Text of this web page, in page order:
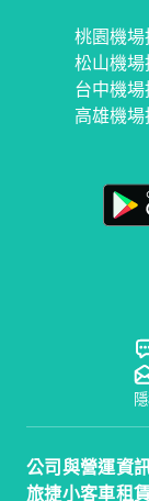
桃園機場
松山機場
台中機場
高雄機場
公司與營運資
旅捷小客車租